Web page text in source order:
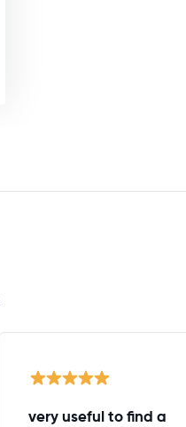
very useful to find a